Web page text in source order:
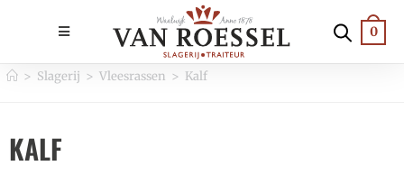
0
> Slagerij > Vleesrassen > Kalf
KALF